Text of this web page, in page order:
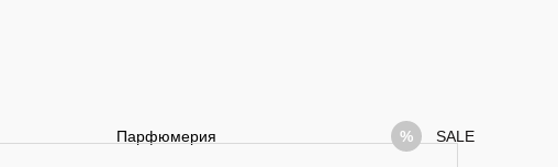
Парфюмерия SALE